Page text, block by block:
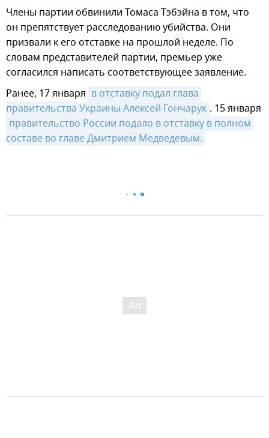
Члены партии обвинили Томаса Тэбэйна в том, что
он препятствует расследованию убийства. Они
призвали к его отставке на прошлой неделе. По
словам представителей партии, премьер уже
согласился написать соответствующее заявление.
Ранее, 17 января в отставку подал глава
правительства Украины Алексей Гончарук . 15 января
правительство России подало в отставку в полном
составе во главе Дмитрием Медведевым.